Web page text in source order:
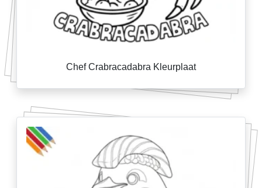
Chef Crabracadabra Kleurplaat